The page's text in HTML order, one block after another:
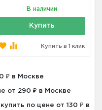
В наличии
Купить
Купить в 1 клик
₽ в Москве
от 290 ₽ в Москве
купить по цене от 130 ₽ в